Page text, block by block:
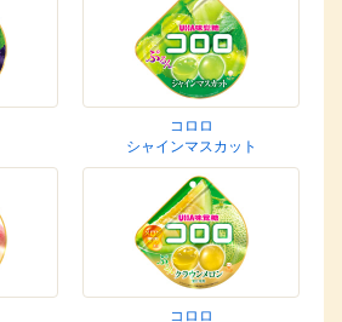
コロロ
シャインマスカット
コロロ